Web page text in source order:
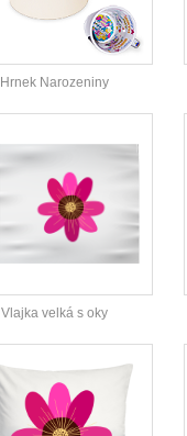
Hrnek Narozeniny
Vlajka velká s oky